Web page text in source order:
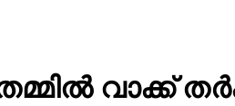
വാക്ക്